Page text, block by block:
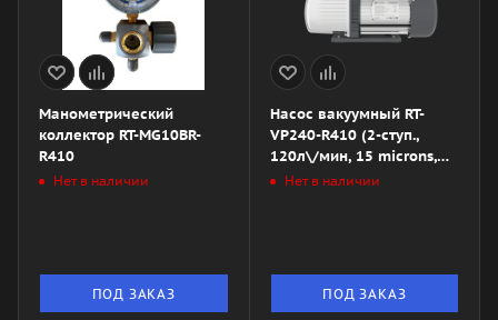
Манометрический
коллектор RT-MG10BR-
R410
Нет в наличии
ПОД ЗАКАЗ
Насос вакуумный RT-
VP240-R410 (2-ступ.,
120л\/мин, 15 microns,
1\/4" + 3\ / 8"SAE)
Нет в наличии
ПОД ЗАКАЗ